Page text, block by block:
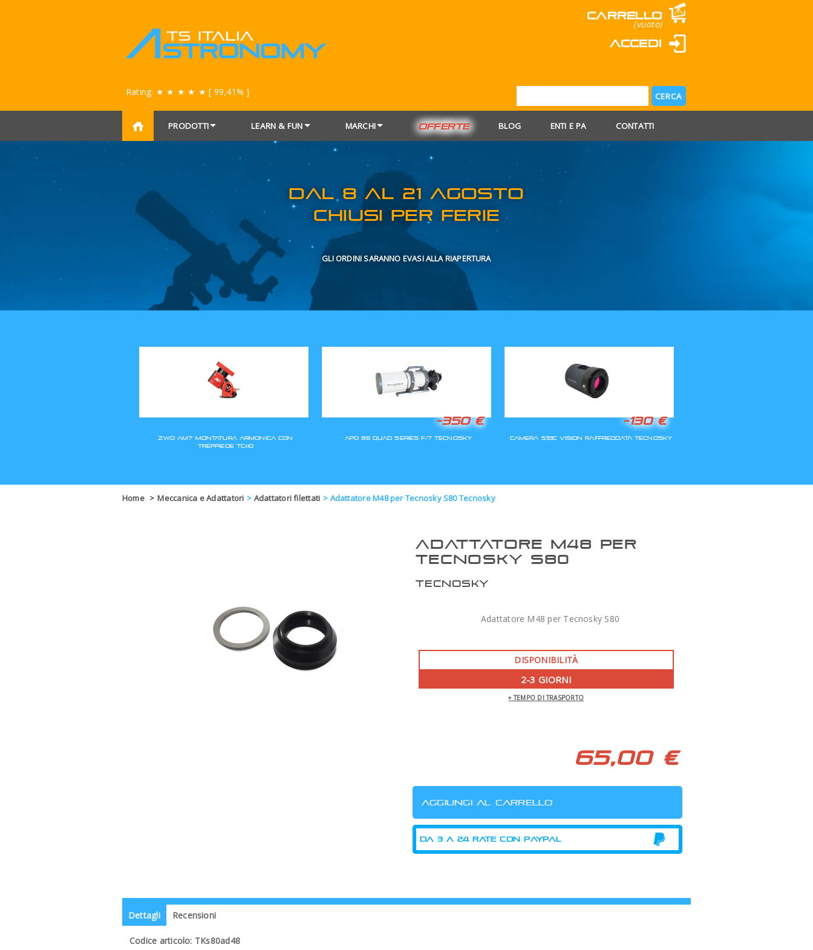
Carrello
(vuoto)
Accedi
Rating: ★ ★ ★ ★ ★ [ 99,41% ]
PRODOTTI LEARN & FUN MARCHI OFFERTE BLOG ENTI E PA CONTATTI
DAL 8 AL 21 AGOSTO
CHIUSI PER FERIE
Home > Meccanica e Adattatori > Adattatori filettati > Adattatore M48 per Tecnosky S80 Tecnosky
ADATTATORE M48 PER
TECNOSKY S80
TECNOSKY
Adattatore M48 per Tecnosky S80
DISPONIBILITÀ
2-3 GIORNI
+ TEMPO DI TRASPORTO
65,00 €
Dettagli Recensioni
Codice articolo: TKs80ad48